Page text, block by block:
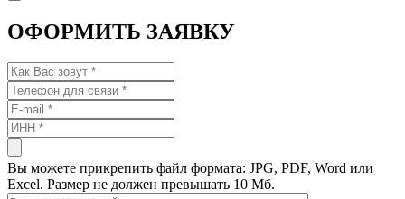
ОФОРМИТЬ ЗАЯВКУ
Вы можете прикрепить файл формата: JPG, PDF, Word или
Excel. Размер не должен превышать 10 Мб.